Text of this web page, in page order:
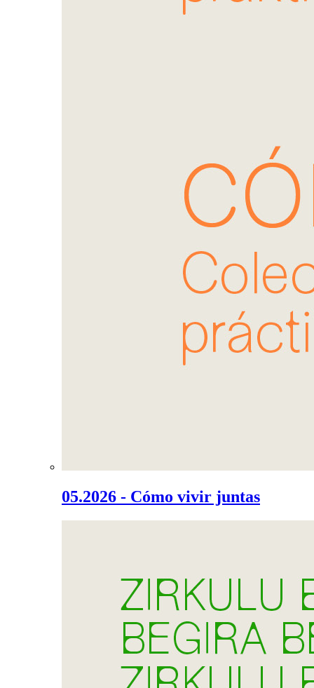
05.2026 - Cómo vivir juntas